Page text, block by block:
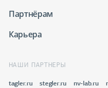
Партнёрам
Карьера
НАШИ ПАРТНЕРЫ
tagler.ru stegler.ru nv-lab.ru